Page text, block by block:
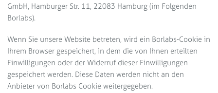
GmbH, Hamburger Str. 11, 22083 Hamburg (im Folgenden
Borlabs).
Wenn Sie unsere Website betreten, wird ein Borlabs-Cookie in
Ihrem Browser gespeichert, in dem die von Ihnen erteilten
Einwilligungen oder der Widerruf dieser Einwilligungen
gespeichert werden. Diese Daten werden nicht an den
Anbieter von Borlabs Cookie weitergegeben.